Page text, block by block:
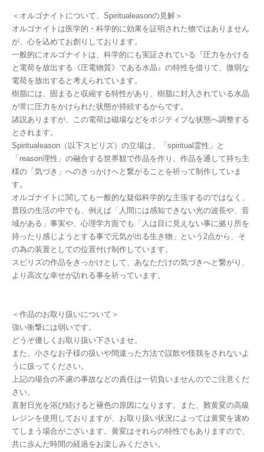
＜オルゴナイトについて、Spiritualeasonの見解＞
オルゴナイトは医学的・科学的に効果を証明された物ではありません
が、心を込めてお創りしております。
一般的にオルゴナイトは、科学的にも実証されている『圧力をかける
と電荷を放出する《圧電物質》である水晶』の特性を借りて、微弱な
電荷を放出すると考えられています。
樹脂には、固まると収縮する特性があり、樹脂に封入されている水晶
が常に圧力をかけられた状態が持続するからです。
諸説ありますが、この電荷は磁場などをポジティブな状態へ調整する
とされます。
Spiritualeason（以下スピリズ）の立場は、「spiritual霊性」と
「reason理性」の融合する世界観で作品を作り、作品を通して持ち主
様の「気づき」へのきっかけへと繋がることを祈って制作していま
す。
オルゴナイトに関しても一般的な疑似科学的な主張するのではなく、
普段の生活の中でも、例えば「人間には感知できない光の波長や、音
域がある」事実や、心理学方面でも「人は目に見えない事に拠り所を
持ったり感じようとする事で元気が出る生き物」という2点から、そ
の為の装置としての位置付け制作しています。
スピリズの作品をきっかけとして、あなただけの気づきへと繋がり、
より高次な幸せが訪れる事を祈っています。
＜作品のお取り扱いについて＞
強い衝撃には弱いです。
どうぞ優しくお取り扱い下さいませ。
また、小さなお子様の扱いや間違った方法で誤飲や怪我をされないよ
うに扱ってください。
上記の場合の不慮の事故などの責任は一切負いませんのでご注意くだ
さい。
直射日光を浴び続けると褪色の原因になります。また、難黄変の高級
レジンを使用しておりますが、お取り扱い状況によっては黄変を速め
てしまう場合がございます。黄変はそれらの特性でもありますので、
共に歩んだ時間の経過をお楽しみください。